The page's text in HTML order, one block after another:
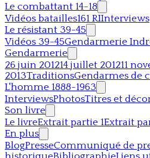
Le combattant 14-18
Vidéos batailles161 RIInterviews
Le résistant 39-45
Vidéos 39-45Gendarmerie
Gendarmerie
26 juin 201214 juillet 201211
2013TraditionsGendarmes de
L'homme 1888-1963
InterviewsPhotosTitres et
Son livre
Le livreExtrait partie 1Extrait
En plus
BlogPresseCommuniqué de